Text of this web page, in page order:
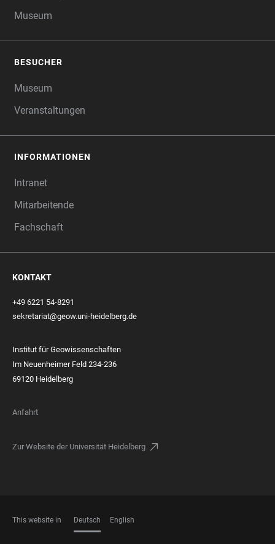
Museum
BESUCHER
Museum
Veranstaltungen
INFORMATIONEN
Intranet
Mitarbeitende
Fachschaft
KONTAKT
+49 6221 54-8291
sekretariat@geow.uni-heidelberg.de
Institut für Geowissenschaften
Im Neuenheimer Feld 234-236
69120 Heidelberg
Anfahrt
Zur Website der Universität Heidelberg
This website in Deutsch English